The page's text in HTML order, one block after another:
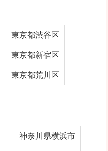
東京都渋谷区
東京都新宿区
東京都荒川区
神奈川県横浜市